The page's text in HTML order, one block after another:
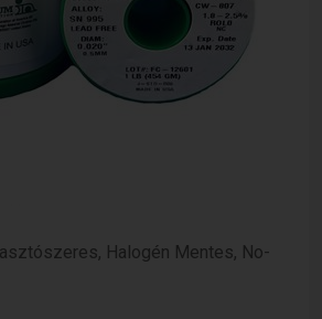
Halogén Mentes, No-